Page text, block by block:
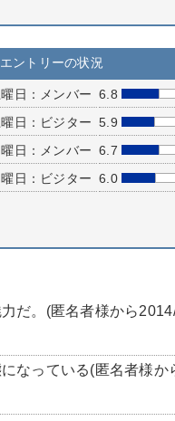
エントリーの状況
日：メンバー 6.8
日：ビジター 5.9
曜日：メンバー 6.7
曜日：ビジター 6.0
だ。(匿名者様から
なっている(匿名者様か